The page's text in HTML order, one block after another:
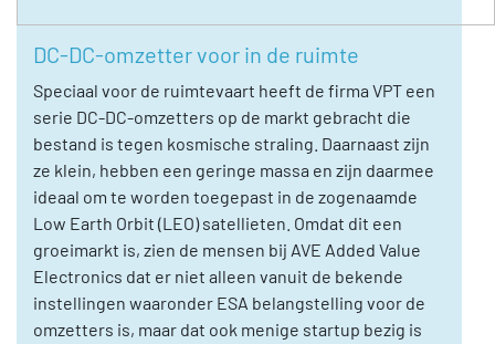
DC-DC-omzetter voor in de ruimte
Speciaal voor de ruimtevaart heeft de firma VPT een
serie DC-DC-omzetters op de markt gebracht die
bestand is tegen kosmische straling. Daarnaast zijn
ze klein, hebben een geringe massa en zijn daarmee
ideaal om te worden toegepast in de zogenaamde
Low Earth Orbit (LEO) satellieten. Omdat dit een
groeimarkt is, zien de mensen bij AVE Added Value
Electronics dat er niet alleen vanuit de bekende
instellingen waaronder ESA belangstelling voor de
omzetters is, maar dat ook menige startup bezig is